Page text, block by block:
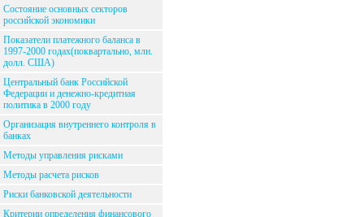
Состояние основных секторов
российской экономики
Показатели платежного баланса в
1997-2000 годах(поквартально, млн.
долл. США)
Центральный банк Российской
Федерации и денежно-кредитная
политика в 2000 году
Организация внутреннего контроля в
банках
Методы управления рисками
Методы расчета рисков
Риски банковской деятельности
Критерии определения финансового